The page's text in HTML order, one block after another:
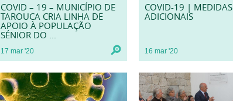
COVID – 19 – MUNICÍPIO DE
TAROUCA CRIA LINHA DE
APOIO À POPULAÇÃO
SÉNIOR DO ...
17 mar '20
COVID-19 | MEDIDAS
ADICIONAIS
16 mar '20